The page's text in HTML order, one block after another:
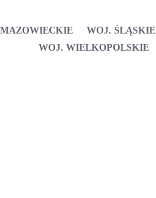
WOJ. ŚLĄSKIE
WOJ. WIELKOPOLSKIE